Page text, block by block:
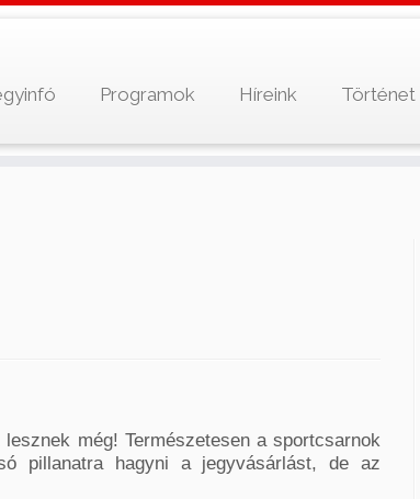
Programok Híreink Történet
még! Természetesen a sportcsarnok
pillanatra hagyni a jegyvásárlást, de az